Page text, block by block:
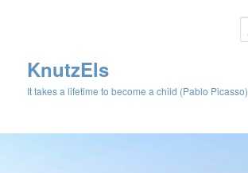
KnutzEls
It takes a lifetime to become a child (Pablo Picasso)